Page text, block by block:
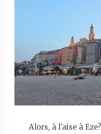
Alors, à l’aise à